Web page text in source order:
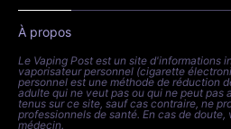
À propos
Le Vaping Post est un site d'informations
vaporisateur personnel (cigarette
personnel est une méthode de réduction
adulte qui ne veut pas ou qui ne peut pas
tenus sur ce site, sauf cas contraire, ne
professionnels de santé. En cas de
médecin.